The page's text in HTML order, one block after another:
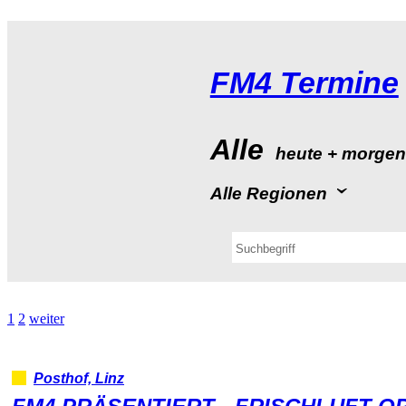
FM4Termine
Alle heute+morgen
AlleRegionen
1 2 weiter
Posthof,Linz